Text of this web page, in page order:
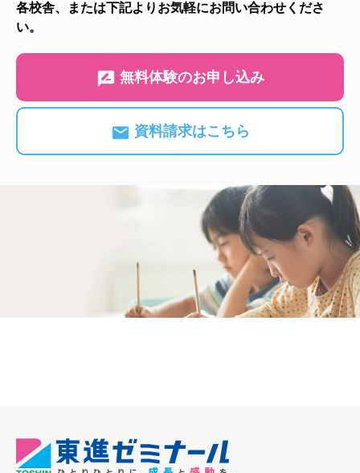
各校舎、または下記よりお気軽にお問い合わせくださ
い。
無料体験のお申し込み
資料請求はこちら